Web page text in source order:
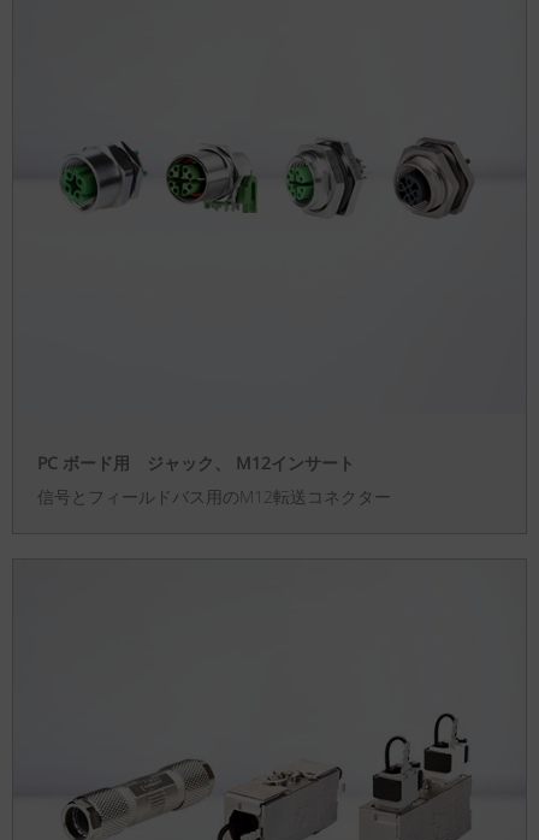
PC ボード用 ジャック、 M12インサート
信号とフィールドバス用のM12転送コネクター